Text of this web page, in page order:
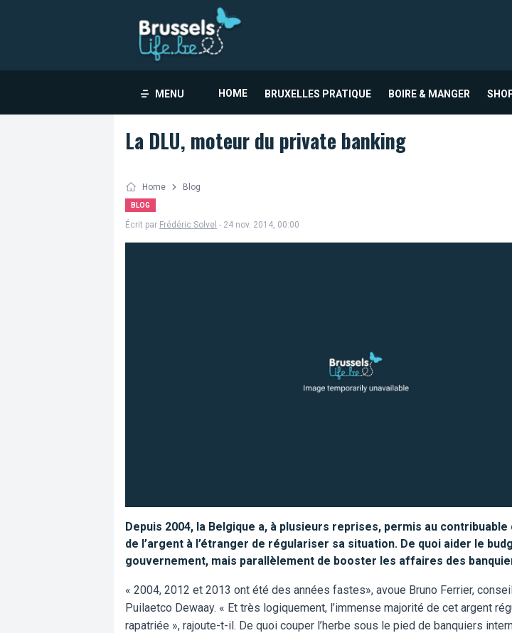
MENU HOME BRUXELLES PRATIQUE BOIRE & MANGER
La DLU, moteur du private banking
Home Blog
BLOG
Écrit par Frédéric Solvel - 24 nov. 2014, 00:00
Depuis 2004, la Belgique a, à plusieurs reprises, permis au contribuable
de l’argent à l’étranger de régulariser sa situation. De quoi aider le
gouvernement, mais parallèlement de booster les affaires des
« 2004, 2012 et 2013 ont été des années fastes», avoue Bruno Ferrier,
Puilaetco Dewaay. « Et très logiquement, l’immense majorité de cet argent
rapatriée », rajoute-t-il. De quoi couper l’herbe sous le pied de banquiers